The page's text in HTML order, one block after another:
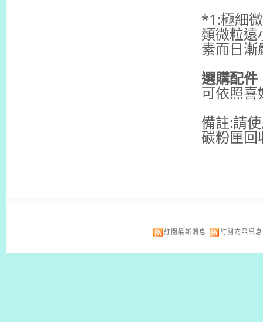
*1:極細
類微粒遠
素而日漸
選購配件
可依照喜
備註:請
碳粉匣回
訂閱最新消息 訂閱商品訊息